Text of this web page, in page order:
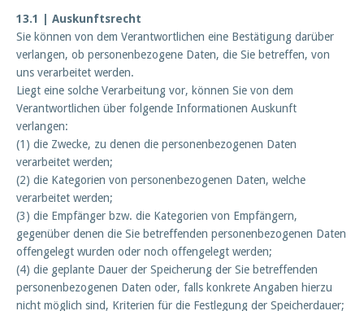
13.1 | Auskunftsrecht
Sie können von dem Verantwortlichen eine Bestätigung darüber
verlangen, ob personenbezogene Daten, die Sie betreffen, von
uns verarbeitet werden.
Liegt eine solche Verarbeitung vor, können Sie von dem
Verantwortlichen über folgende Informationen Auskunft
verlangen:
(1) die Zwecke, zu denen die personenbezogenen Daten
verarbeitet werden;
(2) die Kategorien von personenbezogenen Daten, welche
verarbeitet werden;
(3) die Empfänger bzw. die Kategorien von Empfängern,
gegenüber denen die Sie betreffenden personenbezogenen Daten
offengelegt wurden oder noch offengelegt werden;
(4) die geplante Dauer der Speicherung der Sie betreffenden
personenbezogenen Daten oder, falls konkrete Angaben hierzu
nicht möglich sind, Kriterien für die Festlegung der Speicherdauer;